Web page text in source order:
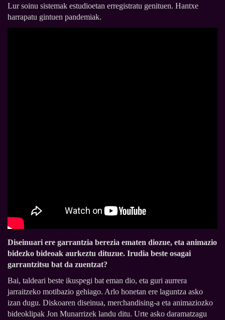
Lur soinu sistemak estudioetan erregistratu genituen. Hantxe
harrapatu gintuen pandemiak.
Diseinuari ere garrantzia berezia ematen diozue, eta animazio
bidezko bideoak aurkeztu dituzue. Irudia beste osagai
garrantzitsu bat da zuentzat?
Bai, taldeari beste ikuspegi bat eman dio, eta guri aurrera
jarraitzeko motibazio gehiago. Arlo honetan ere laguntza asko
izan dugu. Diskoaren diseinua, merchandising-a eta animaziozko
bideoklipak Jon Munarrizek landu ditu. Urte asko daramatzagu